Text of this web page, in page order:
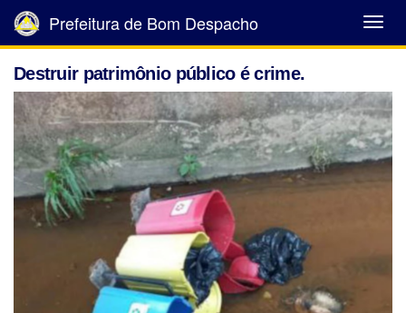
Abrir
Menu
Prefeitura de Bom Despacho
Destruir patrimônio público é crime.